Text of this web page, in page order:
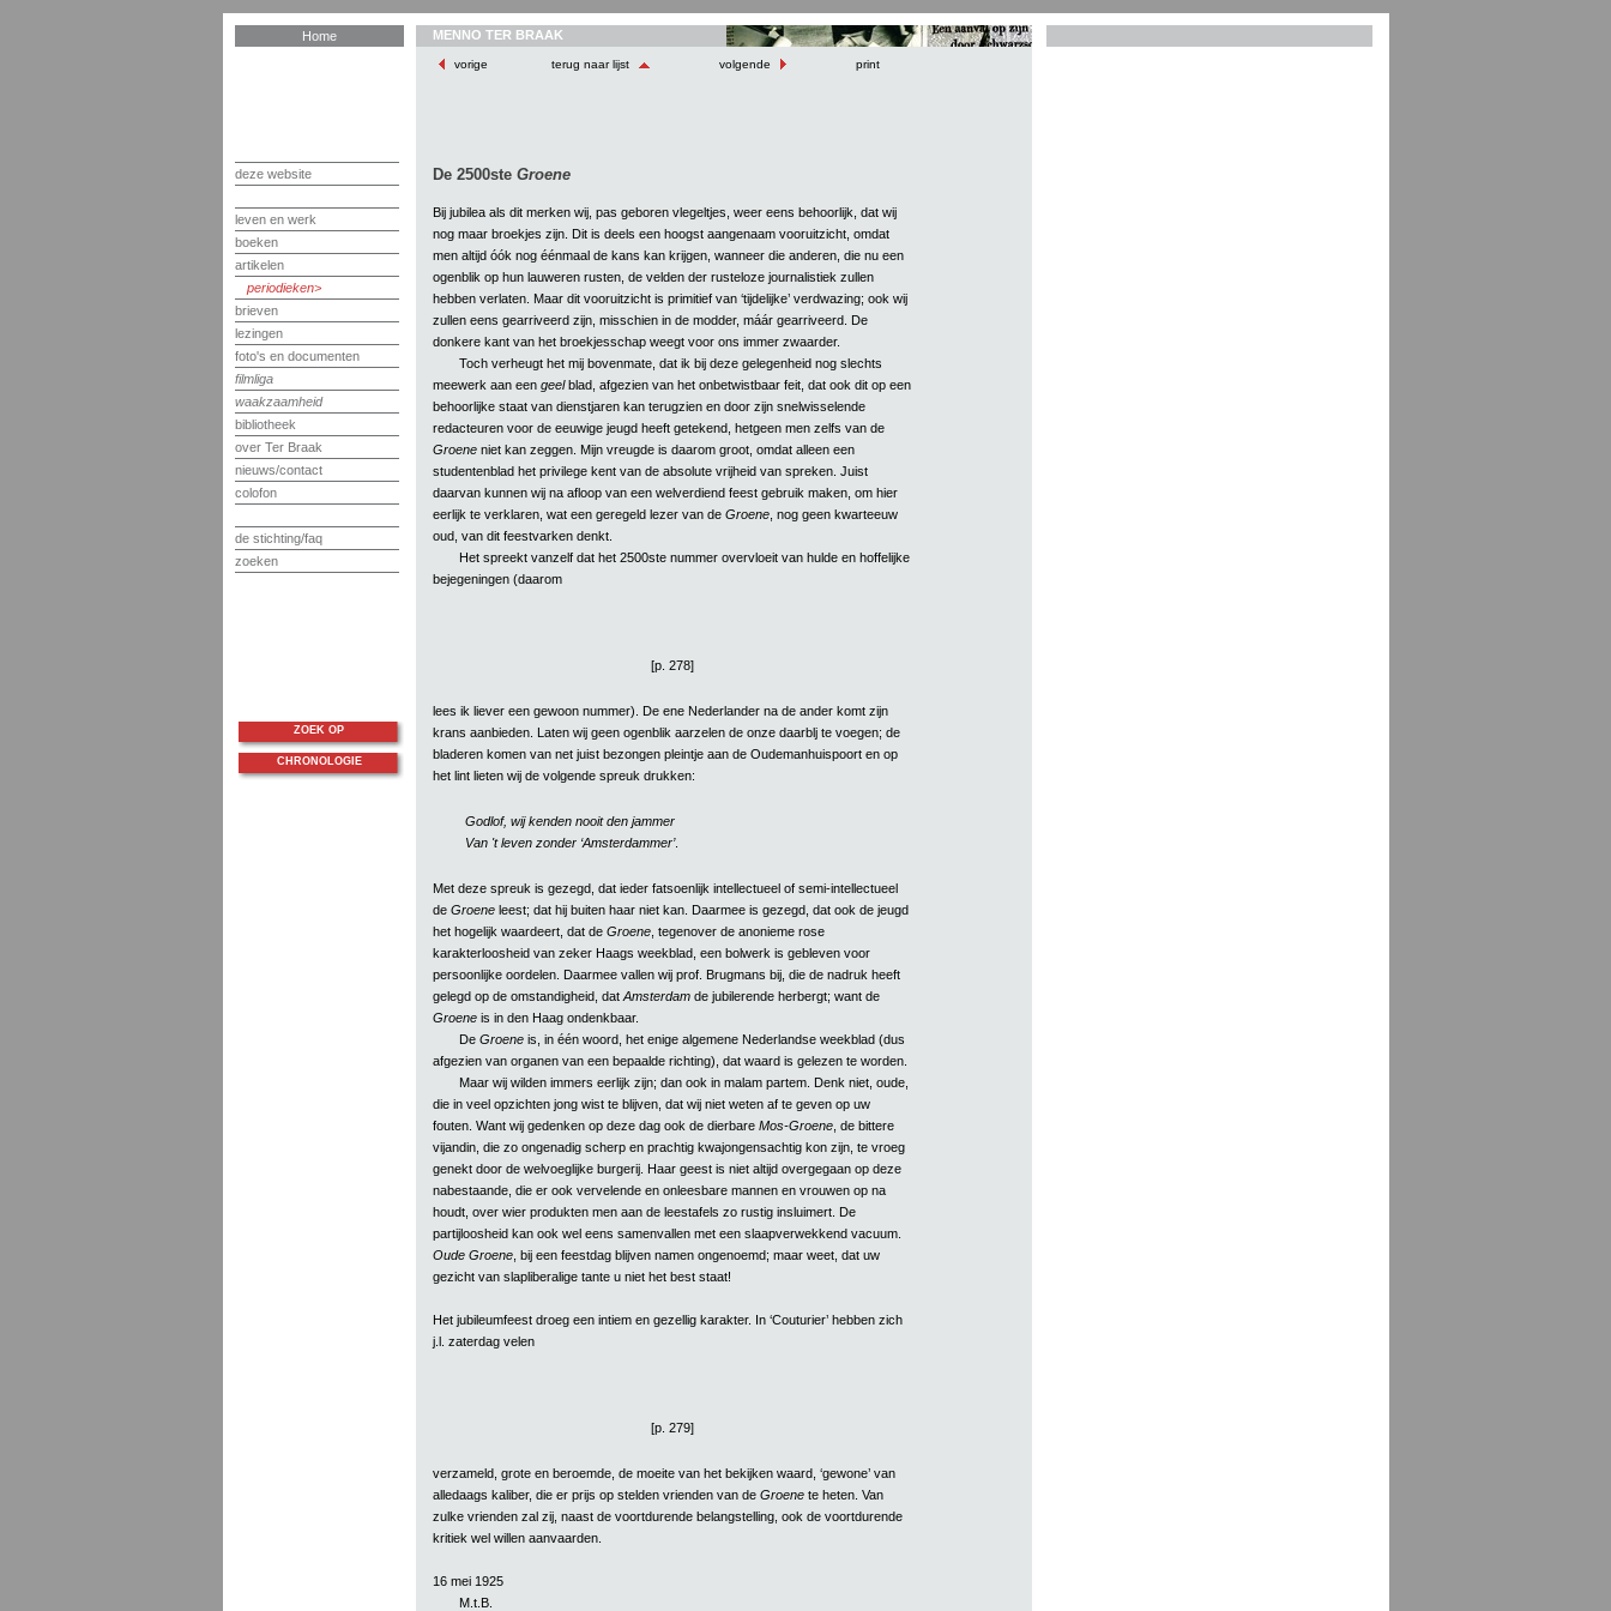
Home
deze website
leven en werk
boeken
artikelen
periodieken
brieven
lezingen
foto's en documenten
filmliga
waakzaamheid
bibliotheek
over Ter Braak
nieuws/contact
colofon
de stichting/faq
zoeken
MENNO TER BRAAK
vorige terug naar lijst volgende print
De 2500ste Groene
Bij jubilea als dit merken wij, pas geboren vlegeltjes, weer eens behoorlijk, dat wij
nog maar broekjes zijn. Dit is deels een hoogst aangenaam vooruitzicht, omdat
men altijd óók nog éénmaal de kans kan krijgen, wanneer die anderen, die nu een
ogenblik op hun lauweren rusten, de velden der rusteloze journalistiek zullen
hebben verlaten. Maar dit vooruitzicht is primitief van ‘tijdelijke’ verdwazing; ook wij
zullen eens gearriveerd zijn, misschien in de modder, máár gearriveerd. De
donkere kant van het broekjesschap weegt voor ons immer zwaarder.
Toch verheugt het mij bovenmate, dat ik bij deze gelegenheid nog slechts
meewerk aan een geelblad, afgezien van het onbetwistbaar feit, dat ook dit op een
behoorlijke staat van dienstjaren kan terugzien en door zijn snelwisselende
redacteuren voor de eeuwige jeugd heeft getekend, hetgeen men zelfs van de
Groeneniet kan zeggen. Mijn vreugde is daarom groot, omdat alleen een
studentenblad het privilege kent van de absolute vrijheid van spreken. Juist
daarvan kunnen wij na afloop van een welverdiend feest gebruik maken, om hier
eerlijk te verklaren, wat een geregeld lezer van de Groene, nog geen kwarteeuw
oud, van dit feestvarken denkt.
Het spreekt vanzelf dat het 2500ste nummer overvloeit van hulde en hoffelijke
bejegeningen (daarom
[p. 278]
lees ik liever een gewoon nummer). De ene Nederlander na de ander komt zijn
krans aanbieden. Laten wij geen ogenblik aarzelen de onze daarblj te voegen; de
bladeren komen van net juist bezongen pleintje aan de Oudemanhuispoort en op
het lint lieten wij de volgende spreuk drukken:
Godlof, wij kenden nooit den jammer
Van 't leven zonder ‘Amsterdammer’.
Met deze spreuk is gezegd, dat ieder fatsoenlijk intellectueel of semi-intellectueel
de Groeneleest; dat hij buiten haar niet kan. Daarmee is gezegd, dat ook de jeugd
het hogelijk waardeert, dat de Groene, tegenover de anonieme rose
karakterloosheid van zeker Haags weekblad, een bolwerk is gebleven voor
persoonlijke oordelen. Daarmee vallen wij prof. Brugmans bij, die de nadruk heeft
gelegd op de omstandigheid, dat Amsterdamde jubilerende herbergt; want de
Groeneis in den Haag ondenkbaar.
De Groeneis, in één woord, het enige algemene Nederlandse weekblad (dus
afgezien van organen van een bepaalde richting), dat waard is gelezen te worden.
Maar wij wilden immers eerlijk zijn; dan ook in malam partem. Denk niet, oude,
die in veel opzichten jong wist te blijven, dat wij niet weten af te geven op uw
fouten. Want wij gedenken op deze dag ook de dierbare Mos-Groene, de bittere
vijandin, die zo ongenadig scherp en prachtig kwajongensachtig kon zijn, te vroeg
genekt door de welvoeglijke burgerij. Haar geest is niet altijd overgegaan op deze
nabestaande, die er ook vervelende en onleesbare mannen en vrouwen op na
houdt, over wier produkten men aan de leestafels zo rustig insluimert. De
partijloosheid kan ook wel eens samenvallen met een slaapverwekkend vacuum.
Oude Groene, bij een feestdag blijven namen ongenoemd; maar weet, dat uw
gezicht van slapliberalige tante u niet het best staat!
Het jubileumfeest droeg een intiem en gezellig karakter. In ‘Couturier’ hebben zich
j.l. zaterdag velen
[p. 279]
verzameld, grote en beroemde, de moeite van het bekijken waard, ‘gewone’ van
alledaags kaliber, die er prijs op stelden vrienden van de Groenete heten. Van
zulke vrienden zal zij, naast de voortdurende belangstelling, ook de voortdurende
kritiek wel willen aanvaarden.
16 mei 1925
M.t.B.
ZOEK OP
CHRONOLOGIE